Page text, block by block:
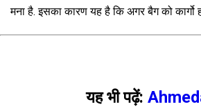
मना है. इसका कारण यह है कि अगर बैग को
यह भी पढ़ें: